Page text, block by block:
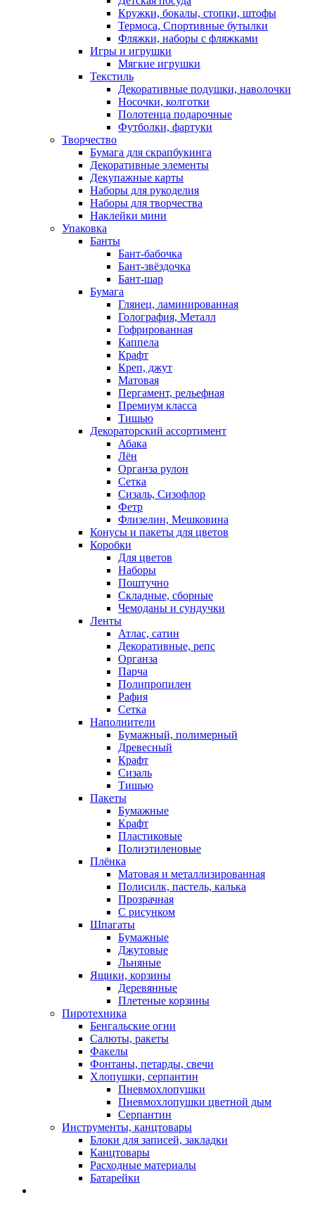
Кружки, бокалы, стопки, штофы
Термоса, Спортивные бутылки
Фляжки, наборы с фляжками
Игры и игрушки
Мягкие игрушки
Текстиль
Декоративные подушки, наволочки
Носочки, колготки
Полотенца подарочные
Футболки, фартуки
Творчество
Бумага для скрапбукинга
Декоративные элементы
Декупажные карты
Наборы для рукоделия
Наборы для творчества
Наклейки мини
Упаковка
Банты
Бант-бабочка
Бант-звёздочка
Бант-шар
Бумага
Глянец, ламинированная
Голография, Металл
Гофрированная
Каппела
Крафт
Креп, джут
Матовая
Пергамент, рельефная
Премиум класса
Тишью
Декораторский ассортимент
Абака
Лён
Органза рулон
Сетка
Сизаль, Сизофлор
Фетр
Флизелин, Мешковина
Конусы и пакеты для цветов
Коробки
Для цветов
Наборы
Поштучно
Складные, сборные
Чемоданы и сундучки
Ленты
Атлас, сатин
Декоративные, репс
Органза
Парча
Полипропилен
Рафия
Сетка
Наполнители
Бумажный, полимерный
Древесный
Крафт
Сизаль
Тишью
Пакеты
Бумажные
Крафт
Пластиковые
Полиэтиленовые
Плёнка
Матовая и металлизированная
Полисилк, пастель, калька
Прозрачная
С рисунком
Шпагаты
Бумажные
Джутовые
Льняные
Ящики, корзины
Деревянные
Плетеные корзины
Пиротехника
Бенгальские огни
Салюты, ракеты
Факелы
Фонтаны, петарды, свечи
Хлопушки, серпантин
Пневмохлопушки
Пневмохлопушки цветной дым
Серпантин
Инструменты, канцтовары
Блоки для записей, закладки
Канцтовары
Расходные материалы
Батарейки